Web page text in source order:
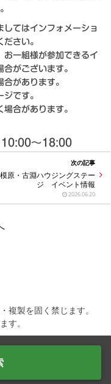
てはインフォメーショ
さい。
一組様が参加できるイ
がございます。
があります。
です。
合があります。
〜18:00
次の記事
原・古淵ハウジングステー
ジ イベント情報
2026.06.20
複製を固く禁じます。
す。